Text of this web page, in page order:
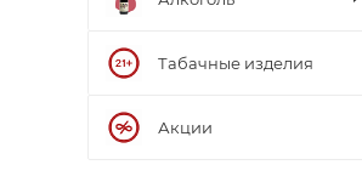
Табачные изделия
Акции